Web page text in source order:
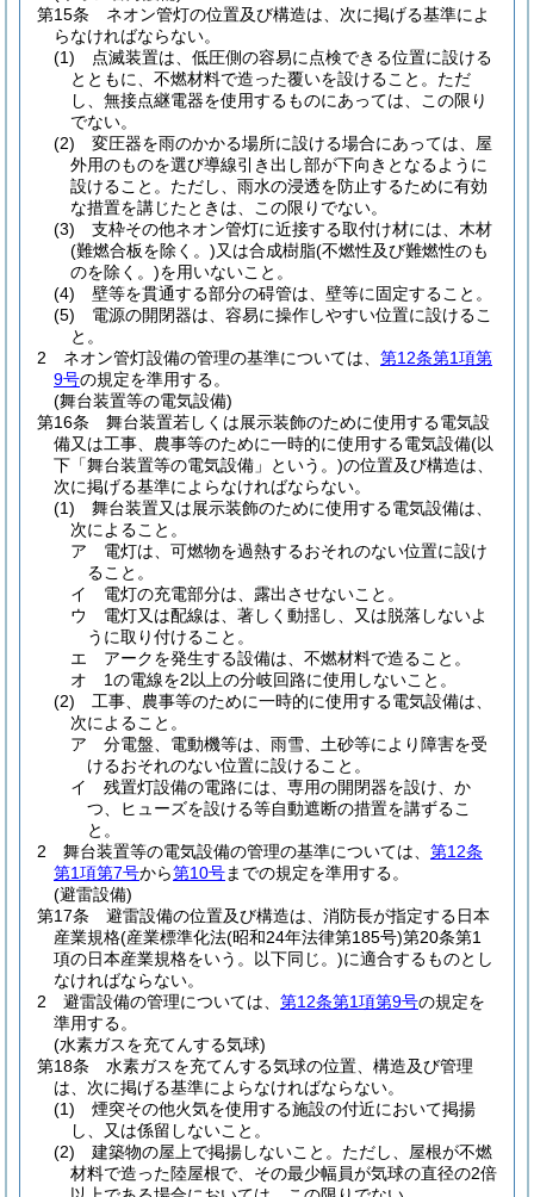
第15条
ネオン管灯の位置及び構造は、次に掲げる基準によ
らなければならない。
(1)
点滅装置は、低圧側の容易に点検できる位置に設ける
とともに、不燃材料で造った覆いを設けること。 ただ
し、無接点継電器を使用するものにあっては、この限り
でない。
(2)
変圧器を雨のかかる場所に設ける場合にあっては、屋
外用のものを選び導線引き出し部が下向きとなるように
設けること。 ただし、雨水の浸透を防止するために有効
な措置を講じたときは、この限りでない。
(3)
支枠その他ネオン管灯に近接する取付け材には、木材
(難燃合板を除く。)又は合成樹脂(不燃性及び難燃性のも
のを除く。)を用いないこと。
(4)
壁等を貫通する部分の碍管は、壁等に固定すること。
(5)
電源の開閉器は、容易に操作しやすい位置に設けるこ
と。
2
ネオン管灯設備の管理の基準については、 第12条第1項第
9号の規定を準用する。
(舞台装置等の電気設備)
第16条
舞台装置若しくは展示装飾のために使用する電気設
備又は工事、農事等のために一時的に使用する電気設備(以
下「舞台装置等の電気設備」という。)の位置及び構造は、
次に掲げる基準によらなければならない。
(1)
舞台装置又は展示装飾のために使用する電気設備は、
次によること。
ア
電灯は、可燃物を過熱するおそれのない位置に設け
ること。
イ
電灯の充電部分は、露出させないこと。
ウ
電灯又は配線は、著しく動揺し、又は脱落しないよ
うに取り付けること。
エ
アークを発生する設備は、不燃材料で造ること。
オ
1の電線を2以上の分岐回路に使用しないこと。
(2)
工事、農事等のために一時的に使用する電気設備は、
次によること。
ア
分電盤、電動機等は、雨雪、土砂等により障害を受
けるおそれのない位置に設けること。
イ
残置灯設備の電路には、専用の開閉器を設け、か
つ、ヒューズを設ける等自動遮断の措置を講ずるこ
と。
2
舞台装置等の電気設備の管理の基準については、 第12条
第1項第7号から第10号までの規定を準用する。
(避雷設備)
第17条
避雷設備の位置及び構造は、消防長が指定する日本
産業規格(産業標準化法(昭和24年法律第185号)第20条第1
項の日本産業規格をいう。以下同じ。)に適合するものとし
なければならない。
2
避雷設備の管理については、 第12条第1項第9号の規定を
準用する。
(水素ガスを充てんする気球)
第18条
水素ガスを充てんする気球の位置、構造及び管理
は、次に掲げる基準によらなければならない。
(1)
煙突その他火気を使用する施設の付近において掲揚
し、又は係留しないこと。
(2)
建築物の屋上で掲揚しないこと。 ただし、屋根が不燃
材料で造った陸屋根で、その最少幅員が気球の直径の2倍